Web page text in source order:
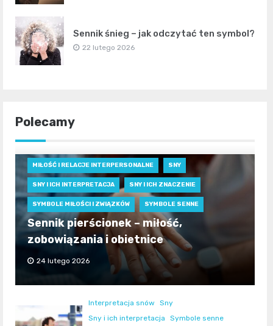
Sennik śnieg – jak odczytać ten symbol?
22 lutego 2026
Polecamy
MIŁOŚĆ I RELACJE INTERPERSONALNE SNY
SNY I ICH INTERPRETACJA SNY I ICH ZNACZENIE
SYMBOLE MIŁOŚCI I ZWIĄZKÓW SYMBOLE SENNE
Sennik pierścionek – miłość,
zobowiązania i obietnice
24 lutego 2026
Interpretacja snów
Sny
Sny i ich interpretacja
Symbole senne